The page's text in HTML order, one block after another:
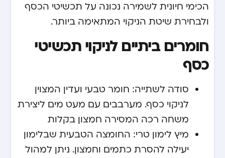
הכימי חיונית לשמירה נכונה על תכשיטי הכסף
ולבחירת שיטת הניקוי המתאימה ביותר.
חומרים ביתיים לניקוי תכשיטי
כסף
סודה לשתייה: חומר טבעי ועדין המצוין
לניקוי כסף. מערבבים עם מעט מים ליצירת
משחה רכה המסירה חמצון בקלות
מיץ לימון טרי: החומצה הטבעית שבלימון
יעילה להסרת כתמים וחמצון. ניתן למהול